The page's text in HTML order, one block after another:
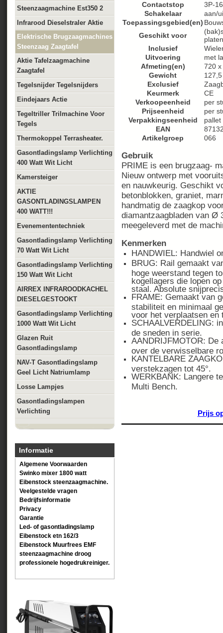
Steenzaagmachine Est350 2
Infrarood Dieselstraler Aktie
Elektrische Brugzaagmachines
Steenzaag Zaagtafel
Aktie Tafelzaagmachine
Zaagtafel
Tegelsnijder Tegelsnijders
Eindejaars Actie
Tegeltriller Trilmachine Voor
Tegels
Thermokoppel Terrasheater.
Gasontladingslamp Verlichting
400 Watt Wit Licht
Kamersteiger
AKTIE
GASONTLADINGSLAMPEN
400 WATT!!!
Evenemententechniek
Gasontladingslamp Verlichting
70 Watt Wit Licht
Gasontladingslamp Verlichting
150 Watt Wit Licht
AIRREX INFRAROODKACHEL
DIESELGESTOOKT
Gasontladingslamp Verlichting
1000 Watt Wit Licht
Glazen Ruit
Gasontladingslamp
NAV-T Gasontladingslamp
Geel Licht Natriumlamp
Losse Lampjes
Gasontladingslampen
Verlichting
Informatie
Algemene Voorwaarden
Swinko mixer 1800 watt
Eibenstock steenzaagmachine.
Veelgestelde vragen
Bedrijfsinformatie
Privacy
Garantie
Led- of gasontladingslamp
Eibenstock etn 162/3
Eibenstock Muurfrees EMF
steenzaagmachine droog
professionele hogedrukreiniger.
Contactstop
3P-
Schakelaar
aan/
Toepassingsgebied(en)
Geschikt voor
platen
Inclusief
Uitvoering
met
Afmeting(en)
720
Gewicht
Exclusief
Keurmerk
CE
Verkoopeenheid
per
Prijseenheid
per
Verpakkingseenheid
pallet
EAN
Artikelgroep
066
Gebruik
PRIME is een brugzaag-
Nieuw ontwerp met
en nauwkeurig. Geschikt
betonblokken, graniet,
handmatig de zaagkop
diamantzaagbladen van Ø
meegeleverd met de
Kenmerken
HANDWIEL: Handwiel
BRUG: Rail gemaakt
hoge weerstand tegen
kogellagers die lopen
staal. Absolute
FRAME: Gemaakt van
stabiliteit en minimaal
voor het verplaatsen en
SCHAALVERDELING:
de sneden in serie.
AANDRIJFMOTOR: De
over de verwisselbare
KANTELBARE
verstekzagen tot 45°.
WERKBANK: Langere
Multi Bench.
Prijs